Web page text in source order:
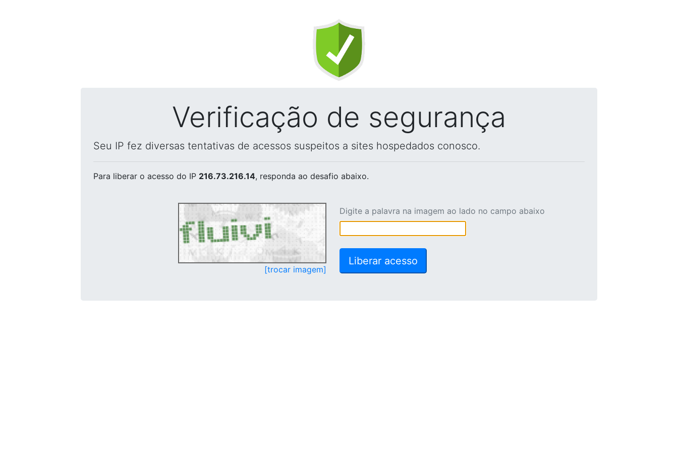
Verificação de segurança
Seu IP fez diversas tentativas de acessos suspeitos a sites hospedados conosco.
Para liberar o acesso do IP 216.73.216.14, responda ao desafio abaixo.
[trocar imagem]
Digite a palavra na imagem ao lado no campo abaixo